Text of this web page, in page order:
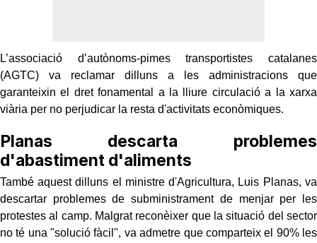
L’associació d’autònoms-pimes transportistes catalanes
(AGTC) va reclamar dilluns a les administracions que
garanteixin el dret fonamental a la lliure circulació a la xarxa
viària per no perjudicar la resta d'activitats econòmiques.
Planas descarta problemes
d'abastiment d'aliments
També aquest dilluns el ministre d'Agricultura, Luis Planas, va
descartar problemes de subministrament de menjar per les
protestes al camp. Malgrat reconèixer que la situació del sector
no té una "solució fàcil", va admetre que comparteix el 90% les